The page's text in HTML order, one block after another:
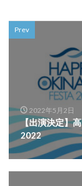
Prev
2022年5月2日
【出演決定】
2022